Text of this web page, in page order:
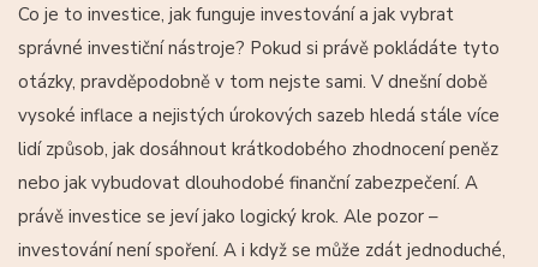
Co je to investice, jak funguje investování a jak vybrat
správné investiční nástroje? Pokud si právě pokládáte tyto
otázky, pravděpodobně v tom nejste sami. V dnešní době
vysoké inflace a nejistých úrokových sazeb hledá stále více
lidí způsob, jak dosáhnout krátkodobého zhodnocení peněz
nebo jak vybudovat dlouhodobé finanční zabezpečení. A
právě investice se jeví jako logický krok. Ale pozor –
investování není spoření. A i když se může zdát jednoduché,